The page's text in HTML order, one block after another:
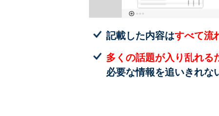
記載した内容はすべて流
多くの話題が入り乱れる
必要な情報を追いきれな